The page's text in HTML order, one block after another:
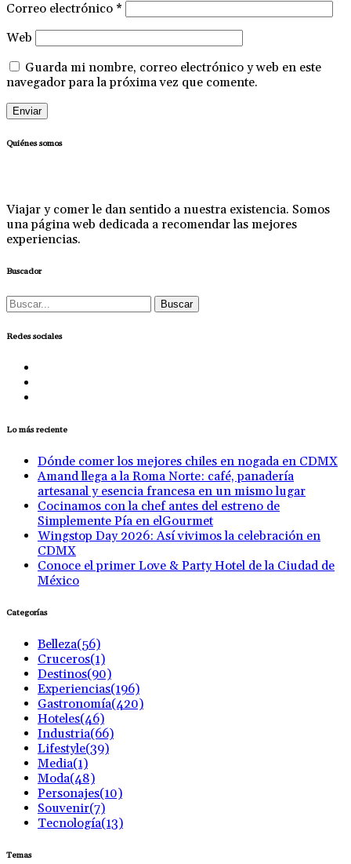
Correo electrónico *
Web
Guarda mi nombre, correo electrónico y web en este
navegador para la próxima vez que comente.
Quiénes somos
Viajar y comer le dan sentido a nuestra existencia. Somos
una página web dedicada a recomendar las mejores
experiencias.
Buscador
Buscar:
Redes sociales
Lo más reciente
Dónde comer los mejores chiles en nogada en CDMX
Amand llega a la Roma Norte: café, panadería
artesanal y esencia francesa en un mismo lugar
Cocinamos con la chef antes del estreno de
Simplemente Pía en elGourmet
Wingstop Day 2026: Así vivimos la celebración en
CDMX
Conoce el primer Love & Party Hotel de la Ciudad de
México
Categorías
Belleza(56)
Cruceros(1)
Destinos(90)
Experiencias(196)
Gastronomía(420)
Hoteles(46)
Industria(66)
Lifestyle(39)
Media(1)
Moda(48)
Personajes(10)
Souvenir(7)
Tecnología(13)
Temas